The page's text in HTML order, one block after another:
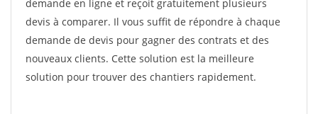
demande en ligne et reçoit gratuitement plusieurs
devis à comparer. Il vous suffit de répondre à chaque
demande de devis pour gagner des contrats et des
nouveaux clients. Cette solution est la meilleure
solution pour trouver des chantiers rapidement.